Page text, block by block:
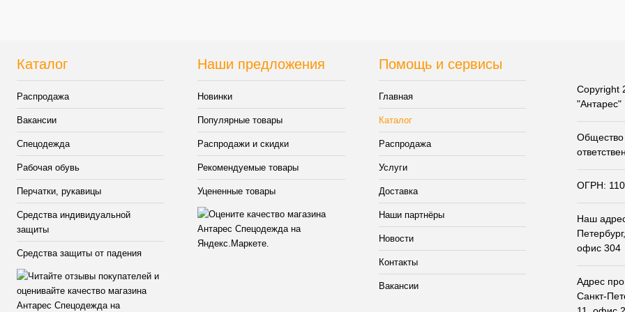
Каталог
Распродажа
Вакансии
Спецодежда
Рабочая обувь
Перчатки, рукавицы
Средства индивидуальной
защиты
Средства защиты от падения
Наши предложения
Новинки
Популярные товары
Распродажи и скидки
Рекомендуемые товары
Уцененные товары
Помощь и сервисы
Главная
Каталог
Распродажа
Услуги
Доставка
Наши партнёры
Новости
Контакты
Вакансии
"Антарес"
Общество
ОГРН:
Наш
офис 304
Адрес
Санкт-